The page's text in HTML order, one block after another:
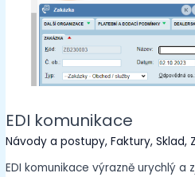
EDI komunikace
Návody a postupy,Faktury,Sklad,
EDI komunikace výrazně urychlý a